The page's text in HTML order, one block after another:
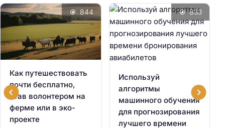
Как путешествовать
почти бесплатно,
став волонтером на
ферме или в эко-
проекте
844
Используй
алгоритмы
машинного обучения
для прогнозирования
лучшего времени
833